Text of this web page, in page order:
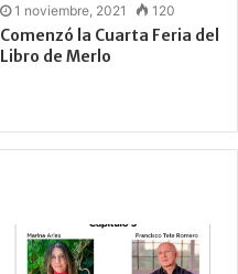
1 noviembre, 2021 120
Comenzó la Cuarta Feria del
Libro de Merlo